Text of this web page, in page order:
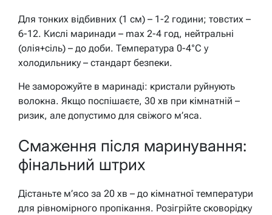
Для тонких відбивних (1 см) – 1-2 години; товстих –
6-12. Кислі маринади – max 2-4 год, нейтральні
(олія+сіль) – до доби. Температура 0-4°C у
холодильнику – стандарт безпеки.
Не заморожуйте в маринаді: кристали руйнують
волокна. Якщо поспішаєте, 30 хв при кімнатній –
ризик, але допустимо для свіжого м’яса.
Смаження після маринування:
фінальний штрих
Дістаньте м’ясо за 20 хв – до кімнатної температури
для рівномірного пропікання. Розігрійте сковорідку